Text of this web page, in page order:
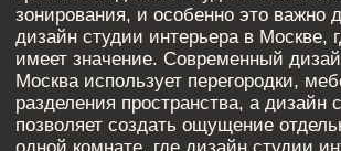
В современном дизайн студии особую роль играет
мебель-трансформер, и это особенно актуально для
дизайн студии интерьера в Москве, где
пространство ограничено. Такой дизайн студии
Москва включает встроенные шкафы и скрытые
системы хранения, а дизайн студии позволяет
использовать каждый сантиметр площади, где
дизайн студии интерьера в Москве делает акцент на
практичности.